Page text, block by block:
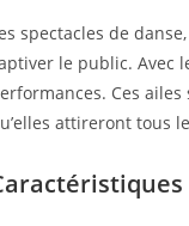
spectacles de
le public. Avec
Ces
attireront tous